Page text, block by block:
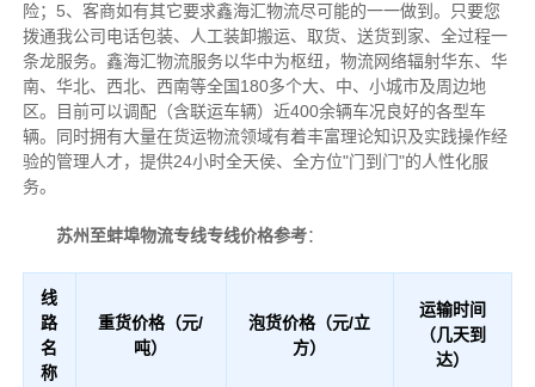
险；5、客商如有其它要求鑫海汇物流尽可能的一一做到。只要您
拨通我公司电话包装、人工装卸搬运、取货、送货到家、全过程一
条龙服务。鑫海汇物流服务以华中为枢纽，物流网络辐射华东、华
南、华北、西北、西南等全国180多个大、中、小城市及周边地
区。目前可以调配（含联运车辆）近400余辆车况良好的各型车
辆。同时拥有大量在货运物流领域有着丰富理论知识及实践操作经
验的管理人才，提供24小时全天侯、全方位"门到门"的人性化服
务。
苏州至蚌埠物流专线专线价格参考：
线
路
名
称
重货价格（元/
吨）
泡货价格（元/立
方）
运输时间
（几天到
达）